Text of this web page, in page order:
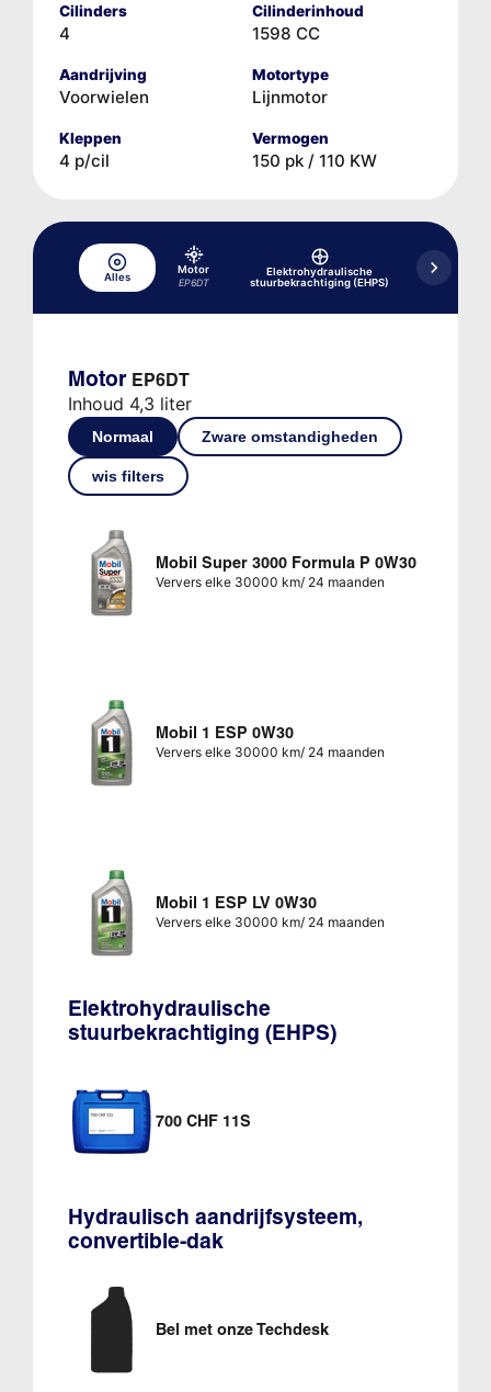
Cilinders
4
Cilinderinhoud
1598 CC
Aandrijving
Voorwielen
Motortype
Lijnmotor
Kleppen
4 p/cil
Vermogen
150 pk / 110 KW
Alles
Motor
EP6DT
Elektrohydraulische
stuurbekrachtiging (EHPS)
Motor EP6DT
Inhoud 4,3 liter
Normaal Zware omstandigheden
wis filters
Mobil Super 3000 Formula P 0W30
Ververs elke 30000 km/ 24 maanden
Mobil 1 ESP 0W30
Ververs elke 30000 km/ 24 maanden
Mobil 1 ESP LV 0W30
Ververs elke 30000 km/ 24 maanden
Elektrohydraulische
stuurbekrachtiging (EHPS)
700 CHF 11S
Hydraulisch aandrijfsysteem,
convertible-dak
Bel met onze Techdesk